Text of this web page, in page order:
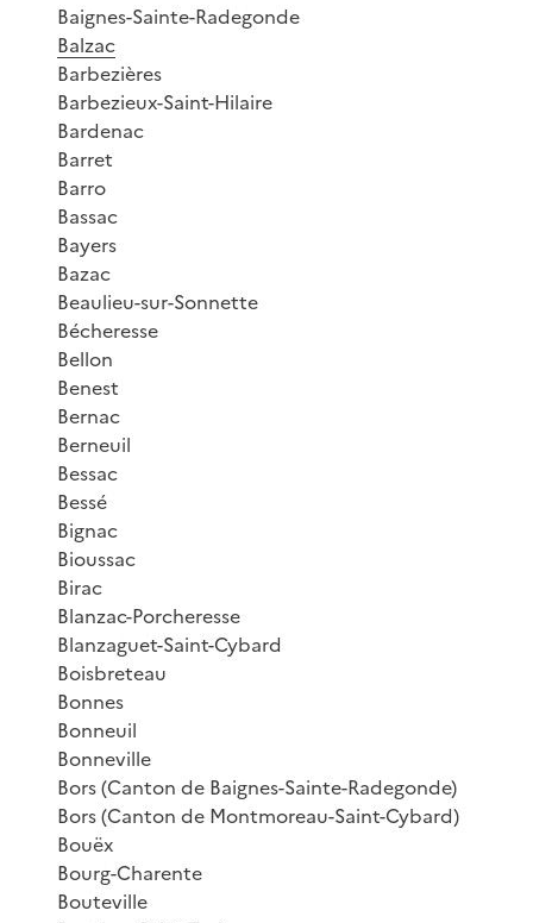
Baignes-Sainte-Radegonde
Balzac
Barbezières
Barbezieux-Saint-Hilaire
Bardenac
Barret
Barro
Bassac
Bayers
Bazac
Beaulieu-sur-Sonnette
Bécheresse
Bellon
Benest
Bernac
Berneuil
Bessac
Bessé
Bignac
Bioussac
Birac
Blanzac-Porcheresse
Blanzaguet-Saint-Cybard
Boisbreteau
Bonnes
Bonneuil
Bonneville
Bors (Canton de Baignes-Sainte-Radegonde)
Bors (Canton de Montmoreau-Saint-Cybard)
Bouëx
Bourg-Charente
Bouteville